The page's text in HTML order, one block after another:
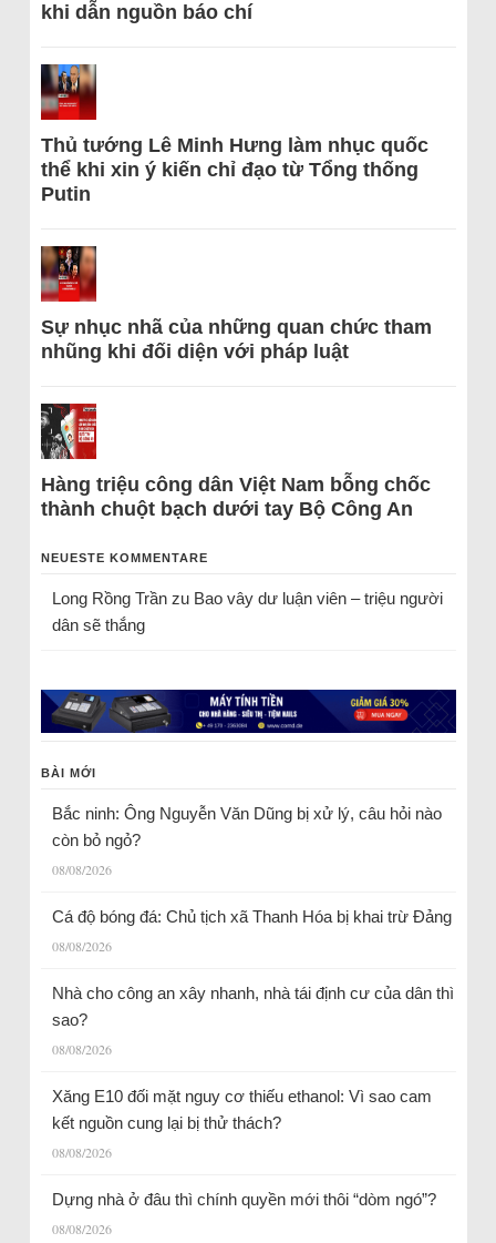
khi dẫn nguồn báo chí
Thủ tướng Lê Minh Hưng làm nhục quốc
thể khi xin ý kiến chỉ đạo từ Tổng thống
Putin
Sự nhục nhã của những quan chức tham
nhũng khi đối diện với pháp luật
Hàng triệu công dân Việt Nam bỗng chốc
thành chuột bạch dưới tay Bộ Công An
NEUESTE KOMMENTARE
Long Rồng Trầnzu Bao vây dư luận viên – triệu người
dân sẽ thắng
BÀI MỚI
Bắc ninh: Ông Nguyễn Văn Dũng bị xử lý, câu hỏi nào
còn bỏ ngỏ?
08/08/2026
Cá độ bóng đá: Chủ tịch xã Thanh Hóa bị khai trừ Đảng
08/08/2026
Nhà cho công an xây nhanh, nhà tái định cư của dân thì
sao?
08/08/2026
Xăng E10 đối mặt nguy cơ thiếu ethanol: Vì sao cam
kết nguồn cung lại bị thử thách?
08/08/2026
Dựng nhà ở đâu thì chính quyền mới thôi “dòm ngó”?
08/08/2026